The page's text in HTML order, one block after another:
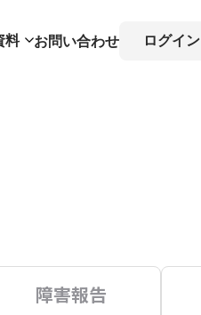
料 お問い合わせ ログイン
障害報告